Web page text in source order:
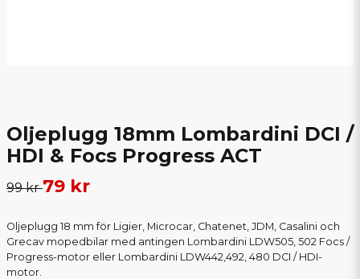
Oljeplugg 18mm Lombardini DCI /
HDI & Focs Progress ACT
99 kr79 kr
Oljeplugg 18 mm för Ligier, Microcar, Chatenet, JDM, Casalini och
Grecav mopedbilar med antingen Lombardini LDW505, 502 Focs /
Progress-motor eller Lombardini LDW442,492, 480 DCI / HDI-
motor.